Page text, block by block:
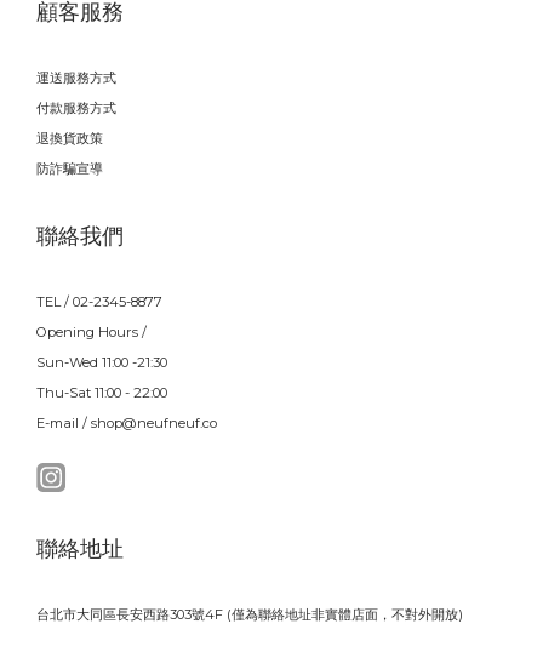
顧客服務
運送服務方式
付款服務方式
退換貨政策
防詐騙宣導
聯絡我們
TEL / 02-2345-8877
Opening Hours /
Sun-Wed 11:00 -21:30
Thu-Sat 11:00 - 22:00
E-mail / shop@neufneuf.co
聯絡地址
台北市大同區長安西路303號4F (僅為聯絡地址非實體店面，不對外開放)